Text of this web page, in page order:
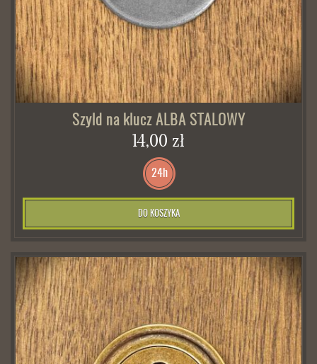
Szyld na klucz ALBA STALOWY
14,00 zł
24h
DO KOSZYKA